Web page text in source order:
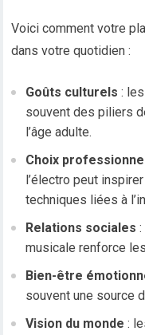
Voici comment votre
dans votre quotidien :
Goûts culturels :
souvent des piliers
l’âge adulte.
Choix
l’électro peut
techniques liées à
Relations sociales
musicale renforce
Bien-être
souvent une source
Vision du monde :